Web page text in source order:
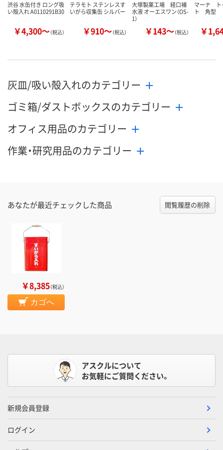
渋谷 水缶付き ロング吸
い殻入れ A0110291B30
￥4,300～（税込）
テラモト ステンレスす
いがら収集缶 シルバー
￥910～（税込）
大塚製薬工場 経口補
水液 オーエスワン（OS-
1）
￥143～（税込）
マーナ ト
ト 角型
￥
灰皿/吸い殻入れのカテゴリー
ゴミ箱/ダストボックスのカテゴリー
オフィス用品のカテゴリー
作業・研究用品のカテゴリー
あなたが最近チェックした商品 閲覧履歴の削除
￥8,385（税込）
カゴへ
アスクルについて
お気軽にご質問ください。
新規会員登録
ログイン